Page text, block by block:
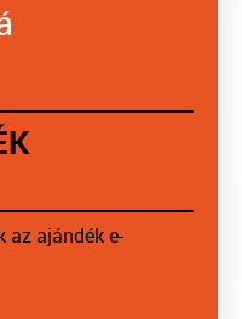
az ajándék e-